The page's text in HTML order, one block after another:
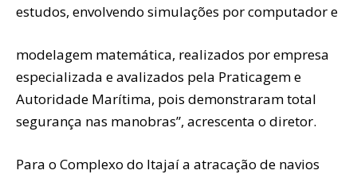
estudos, envolvendo simulações por computador e
modelagem matemática, realizados por empresa
especializada e avalizados pela Praticagem e
Autoridade Marítima, pois demonstraram total
segurança nas manobras”, acrescenta o diretor.
Para o Complexo do Itajaí a atracação de navios